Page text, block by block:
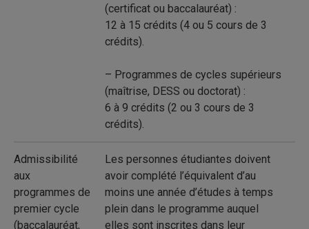
(certificat ou baccalauréat) :
12 à 15 crédits (4 ou 5 cours de 3
crédits).
– Programmes de cycles supérieurs
(maîtrise, DESS ou doctorat) :
6 à 9 crédits (2 ou 3 cours de 3
crédits).
Admissibilité
aux
programmes de
premier cycle
(baccalauréat,
Les personnes étudiantes doivent
avoir complété l’équivalent d’au
moins une année d’études à temps
plein dans le programme auquel
elles sont inscrites dans leur